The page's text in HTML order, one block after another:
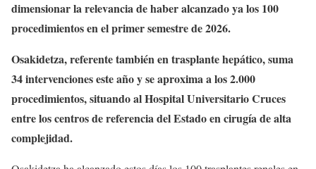
dimensionar la relevancia de haber alcanzado ya los 100
procedimientos en el primer semestre de 2026.
Osakidetza, referente también en trasplante hepático, suma
34 intervenciones este año y se aproxima a los 2.000
procedimientos, situando al Hospital Universitario Cruces
entre los centros de referencia del Estado en cirugía de alta
complejidad.